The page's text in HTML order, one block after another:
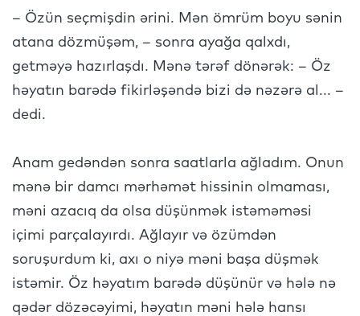
– Özün seçmişdin ərini. Mən ömrüm boyu sənin
atana dözmüşəm, – sonra ayağa qalxdı,
getməyə hazırlaşdı. Mənə tərəf dönərək: – Öz
həyatın barədə fikirləşəndə bizi də nəzərə al... –
dedi.
Anam gedəndən sonra saatlarla ağladım. Onun
mənə bir damcı mərhəmət hissinin olmaması,
məni azacıq da olsa düşünmək istəməməsi
içimi parçalayırdı. Ağlayır və özümdən
soruşurdum ki, axı o niyə məni başa düşmək
istəmir. Öz həyatım barədə düşünür və hələ nə
qədər dözəcəyimi, həyatın məni hələ hansı